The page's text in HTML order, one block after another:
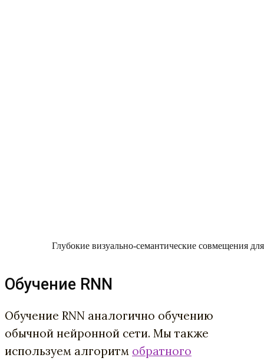
Глубокие визуально-семантические совмещения
Обучение RNN
Обучение RNN аналогично обучению
обычной нейронной сети. Мы также
используем алгоритм обратного